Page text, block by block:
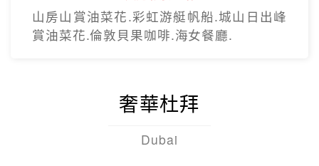
Hot Sale
歡樂釜山5日
只進彩妝
彩繪膠囊列車、甘川洞文化村、海上纜